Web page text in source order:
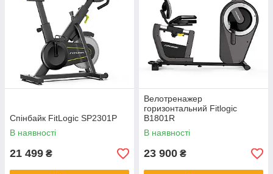
Спінбайк FitLogic SP2301P
В наявності
21 499 ₴
Велотренажер
горизонтальний Fitlogic
B1801R
В наявності
23 900 ₴